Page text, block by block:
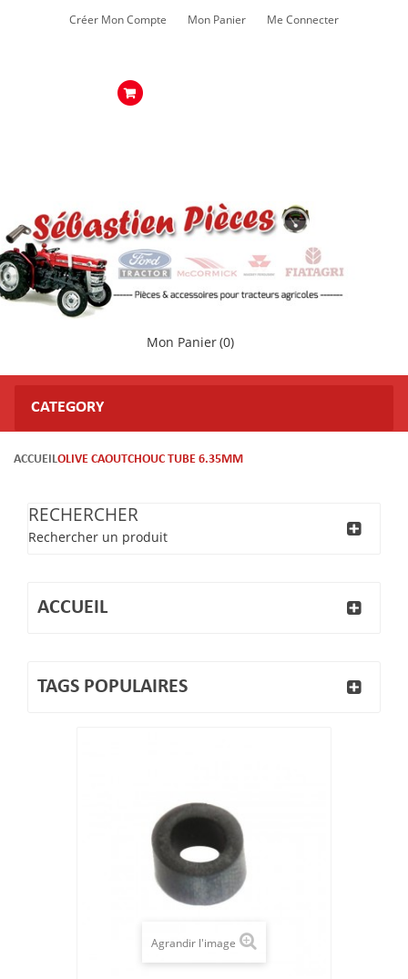
Créer Mon Compte Mon Panier Me Connecter
Mon Panier(0)
CATEGORY
ACCUEILOLIVE CAOUTCHOUC TUBE 6.35MM
RECHERCHER
Rechercher un produit
ACCUEIL
TAGS POPULAIRES
Agrandir l'image